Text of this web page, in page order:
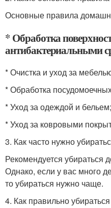
Основные правила
* Обработка
антибактериальными
* Очистка и уход за
* Обработка
* Уход за одеждой и бельем;
* Уход за ковровыми
3. Как часто нужно
Рекомендуется
Однако, если у вас много
то убираться нужно чаще.
4. Как правильно